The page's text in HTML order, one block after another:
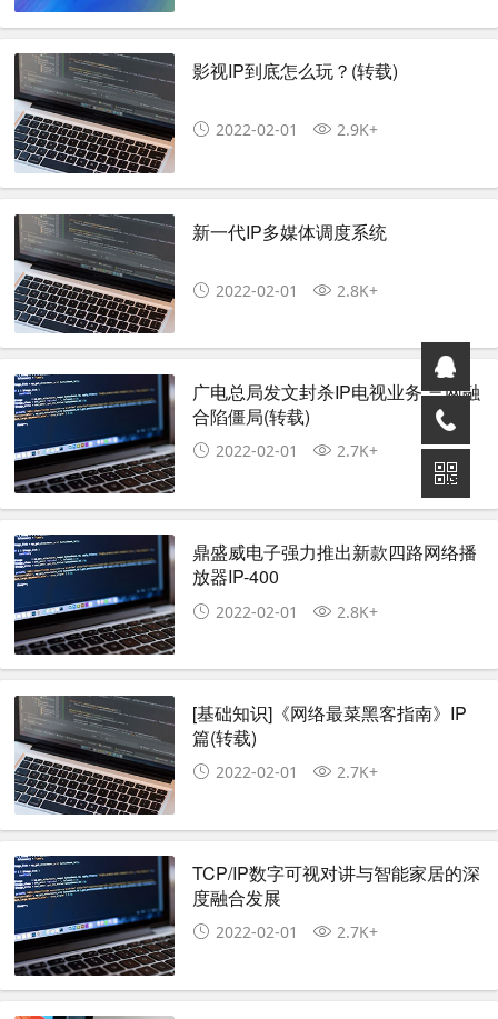
影视IP到底怎么玩？(转载)
2022-02-01 2.9K+
新一代IP多媒体调度系统
2022-02-01 2.8K+
广电总局发文封杀IP电视业务 三网融
合陷僵局(转载)
2022-02-01 2.7K+
鼎盛威电子强力推出新款四路网络播
放器IP-400
2022-02-01 2.8K+
[基础知识]《网络最菜黑客指南》IP
篇(转载)
2022-02-01 2.7K+
TCP/IP数字可视对讲与智能家居的深
度融合发展
2022-02-01 2.7K+